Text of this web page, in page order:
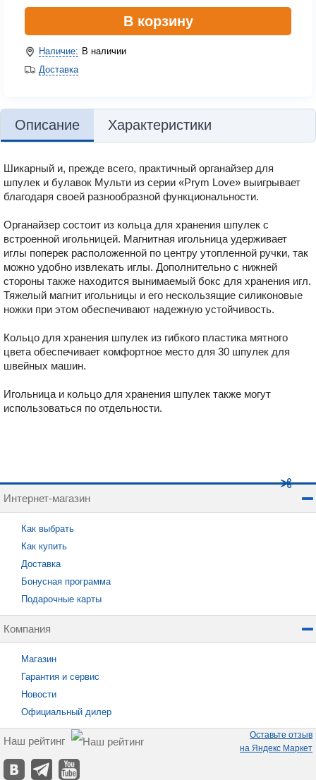
В корзину
Наличие: В наличии
Доставка
Описание Характеристики
Шикарный и, прежде всего, практичный органайзер для
шпулек и булавок Мульти из серии «Prym Love» выигрывает
благодаря своей разнообразной функциональности.
Органайзер состоит из кольца для хранения шпулек с
встроенной игольницей. Магнитная игольница удерживает
иглы поперек расположенной по центру утопленной ручки, так
можно удобно извлекать иглы. Дополнительно с нижней
стороны также находится вынимаемый бокс для хранения игл.
Тяжелый магнит игольницы и его нескользящие силиконовые
ножки при этом обеспечивают надежную устойчивость.
Кольцо для хранения шпулек из гибкого пластика мятного
цвета обеспечивает комфортное место для 30 шпулек для
швейных машин.
Игольница и кольцо для хранения шпулек также могут
использоваться по отдельности.
Интернет-магазин
Как выбрать
Как купить
Доставка
Бонусная программа
Подарочные карты
Компания
Магазин
Гарантия и сервис
Новости
Официальный дилер
Наш рейтинг
Оставьте отзыв
на Яндекс Маркет